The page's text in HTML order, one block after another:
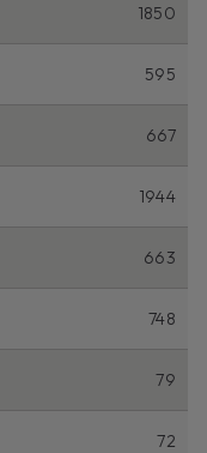
1850
595
667
1944
663
748
79
72